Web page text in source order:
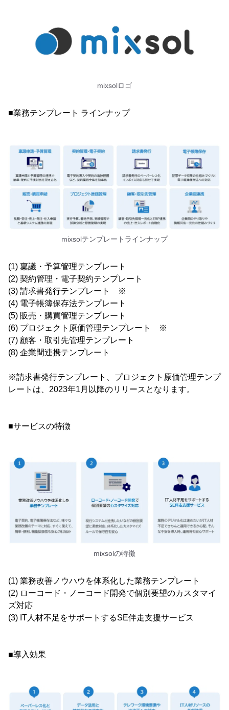
mixsolロゴ
■業務テンプレート ラインナップ
mixsolテンプレートラインナップ
(1) 稟議・予算管理テンプレート
(2) 契約管理・電子契約テンプレート
(3) 請求書発行テンプレート ※
(4) 電子帳簿保存法テンプレート
(5) 販売・購買管理テンプレート
(6) プロジェクト原価管理テンプレート ※
(7) 顧客・取引先管理テンプレート
(8) 企業間連携テンプレート
※請求書発行テンプレート、プロジェクト原価管理テンプ
レートは、2023年1月以降のリリースとなります。
■サービスの特徴
mixsolの特徴
(1) 業務改善ノウハウを体系化した業務テンプレート
(2) ローコード・ノーコード開発で個別要望のカスタマイ
ズ対応
(3) IT人材不足をサポートするSE伴走支援サービス
■導入効果